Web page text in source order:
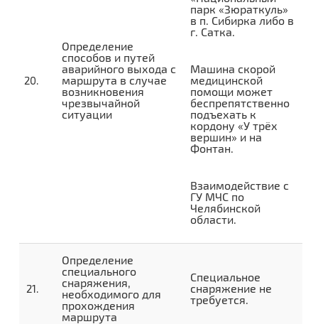
Определение
способов и путей
аварийного выхода с
маршрута в случае
возникновения
чрезвычайной
ситуации
парк «Зюраткуль»
в п. Сибирка либо в
г. Сатка.
Машина скорой
медицинской
помощи может
беспрепятственно
подъехать к
кордону «У трёх
вершин» и на
Фонтан.
Взаимодействие с
ГУ МЧС по
Челябинской
области.
Определение
специального
снаряжения,
необходимого для
прохождения
маршрута
Специальное
снаряжение не
требуется.